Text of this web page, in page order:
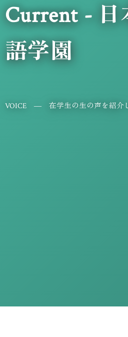
Current -
語学園
VOICE ― 在学生の生の声を紹介